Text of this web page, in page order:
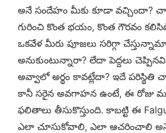
అనే సందేహం మీకు కూడా వచ్చిందా?
గురించి కొంత భయం, కొంత గౌరవం
ఒకవేళ మీరు పూజలు సరిగ్గా
అనుకుంటున్నారా? లేదా పెద్దలు
అవ్వాలో అర్థం కావట్లేదా? ఇదే పరిస్థితి
కానీ సరైన అవగాహన ఉంటే, ఈ రోజు
ఫలితాలు తీసుకొస్తుంది. కాబట్టి ఈ
ఎలా చూసుకోవాలి, ఎలా ఆచరించాలి